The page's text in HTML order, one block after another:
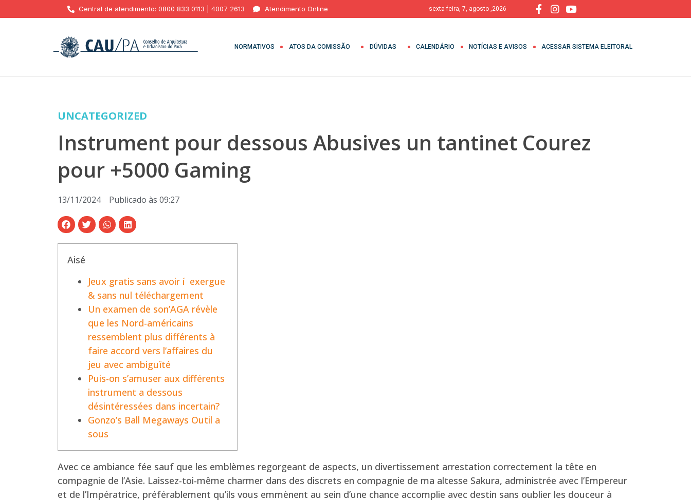
Central de atendimento: 0800 833 0113 | 4007 2613 Atendimento Online sexta-feira, 7, agosto ,2026
NORMATIVOS ATOS DA COMISSÃO DÚVIDAS CALENDÁRIO NOTÍCIAS E AVISOS ACESSAR SISTEMA ELEITORAL
UNCATEGORIZED
Instrument pour dessous Abusives un tantinet Courez
pour +5000 Gaming
13/11/2024 Publicado às 09:27
Aisé
Jeux gratis sans avoir í exergue
& sans nul téléchargement
Un examen de son’AGA révèle
que les Nord-américains
ressemblent plus différents à
faire accord vers l’affaires du
jeu avec ambiguïté
Puis-on s’amuser aux différents
instrument a dessous
désintéressées dans incertain?
Gonzo’s Ball Megaways Outil a
sous
Avec ce ambiance fée sauf que les emblèmes regorgeant de aspects, un divertissement arrestation correctement la tête en
compagnie de l’Asie. Laissez-toi-même charmer dans des discrets en compagnie de ma altesse Sakura, administrée avec l’Empereur
et de l’Impératrice, préférablement qu’ils vous emmènent au sein d’une chance accomplie avec destin sans oublier les douceur à